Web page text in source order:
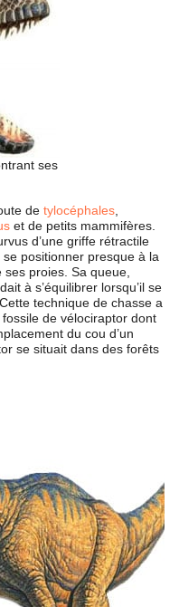
ses
de tylocéphales
et de petits mammifères.
d’une griffe rétractile
positionner presque à la
proies. Sa queue,
à s’équilibrer lorsqu’il se
technique de chasse a
de vélociraptor dont
du cou d’un
se situait dans des forêts